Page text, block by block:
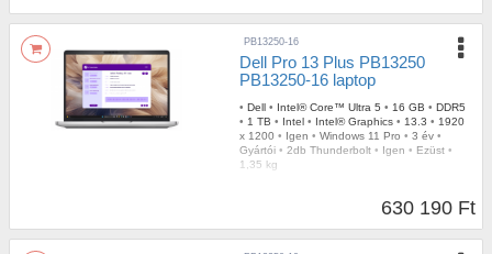
PB13250-16
Dell Pro 13 Plus PB13250
PB13250-16 laptop
• Dell • Intel® Core™ Ultra 5 • 16 GB • DDR5
• 1 TB • Intel • Intel® Graphics • 13.3 • 1920
x 1200 • Igen • Windows 11 Pro • 3 év •
Gyártói • 2db Thunderbolt • Igen • Ezüst •
1,35 kg
630 190 Ft